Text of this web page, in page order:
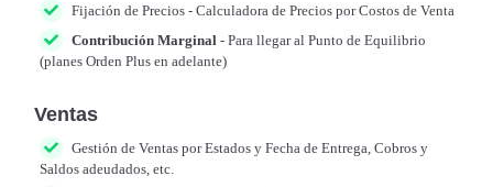
Fijación de Precios - Calculadora de Precios por Costos de Venta
Contribución Marginal - Para llegar al Punto de Equilibrio
(planes Orden Plus en adelante)
Ventas
Gestión de Ventas por Estados y Fecha de Entrega, Cobros y
Saldos adeudados, etc.